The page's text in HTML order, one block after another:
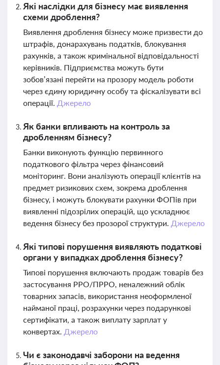
Які наслідки для бізнесу має виявлення
схеми дроблення?
Виявлення дроблення бізнесу може призвести до
штрафів, донарахувань податків, блокування
рахунків, а також кримінальної відповідальності
керівників. Підприємства можуть бути
зобов’язані перейти на прозору модель роботи
через єдину юридичну особу та фіскалізувати всі
операції. Джерело
Як банки впливають на контроль за
дробленням бізнесу?
Банки виконують функцію первинного
податкового фільтра через фінансовий
моніторинг. Вони аналізують операції клієнтів на
предмет ризикових схем, зокрема дроблення
бізнесу, і можуть блокувати рахунки ФОПів при
виявленні підозрілих операцій, що ускладнює
ведення бізнесу без прозорої структури. Джерело
Які типові порушення виявляють податкові
органи у випадках дроблення бізнесу?
Типові порушення включають продаж товарів без
застосування РРО/ПРРО, неналежний облік
товарних запасів, використання неоформленої
найманої праці, розрахунки через подарункові
сертифікати, а також виплату зарплат у
конвертах. Джерело
Чи є законодавчі заборони на ведення